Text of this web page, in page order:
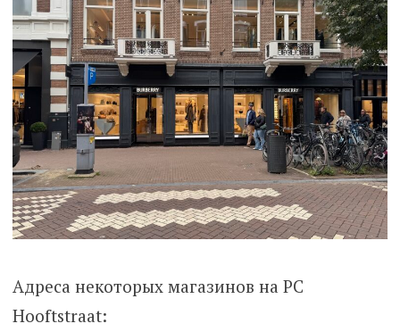
Адреса некоторых магазинов на PC
Hooftstraat: